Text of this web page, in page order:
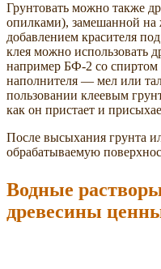
Грунтовать можно также
опилками), замешанной на
добавлением красителя
клея можно использовать
например БФ-2 со
наполнителя — мел или
пользовании клеевым
как он пристает и
После высыхания грунта
обрабатываемую
Водные
древесины